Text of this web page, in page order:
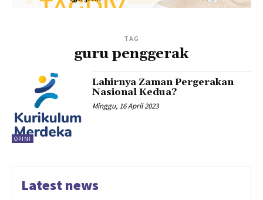
TAG
guru penggerak
OPINI
Lahirnya Zaman Pergerakan
Nasional Kedua?
Minggu, 16 April 2023
Latest news